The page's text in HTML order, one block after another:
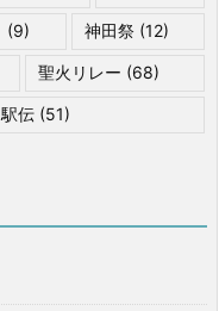
(9) 神田祭(12)
聖火リレー (68)
駅伝 (51)